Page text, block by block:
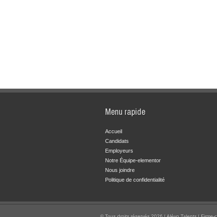
Menu rapide
Accueil
Candidats
Employeurs
Notre Équipe-elementor
Nous joindre
Politique de confidentialité